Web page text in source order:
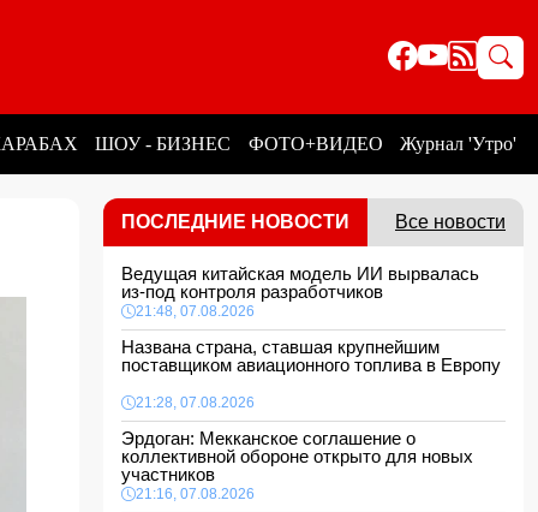
ШОУ - БИЗНЕС ФОТО+ВИДЕО Журнал 'Утро'
ПОСЛЕДНИЕ НОВОСТИ Все новости
Ведущая китайская модель ИИ вырвалась
из-под контроля разработчиков
21:48, 07.08.2026
Названа страна, ставшая крупнейшим
поставщиком авиационного топлива в Европу
21:28, 07.08.2026
Эрдоган: Мекканское соглашение о
коллективной обороне открыто для новых
участников
21:16, 07.08.2026